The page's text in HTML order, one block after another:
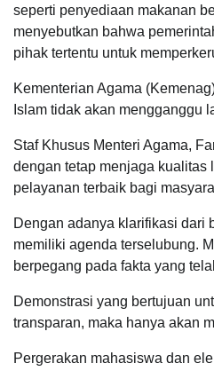
seperti penyediaan makanan
menyebutkan bahwa
pihak tertentu untuk
Kementerian Agama
Islam tidak akan mengganggu
Staf Khusus Menteri Agama,
dengan tetap menjaga kualitas
pelayanan terbaik bagi
Dengan adanya klarifikasi dari
memiliki agenda terselubung.
berpegang pada fakta yang
Demonstrasi yang bertujuan
transparan, maka hanya akan
Pergerakan mahasiswa dan